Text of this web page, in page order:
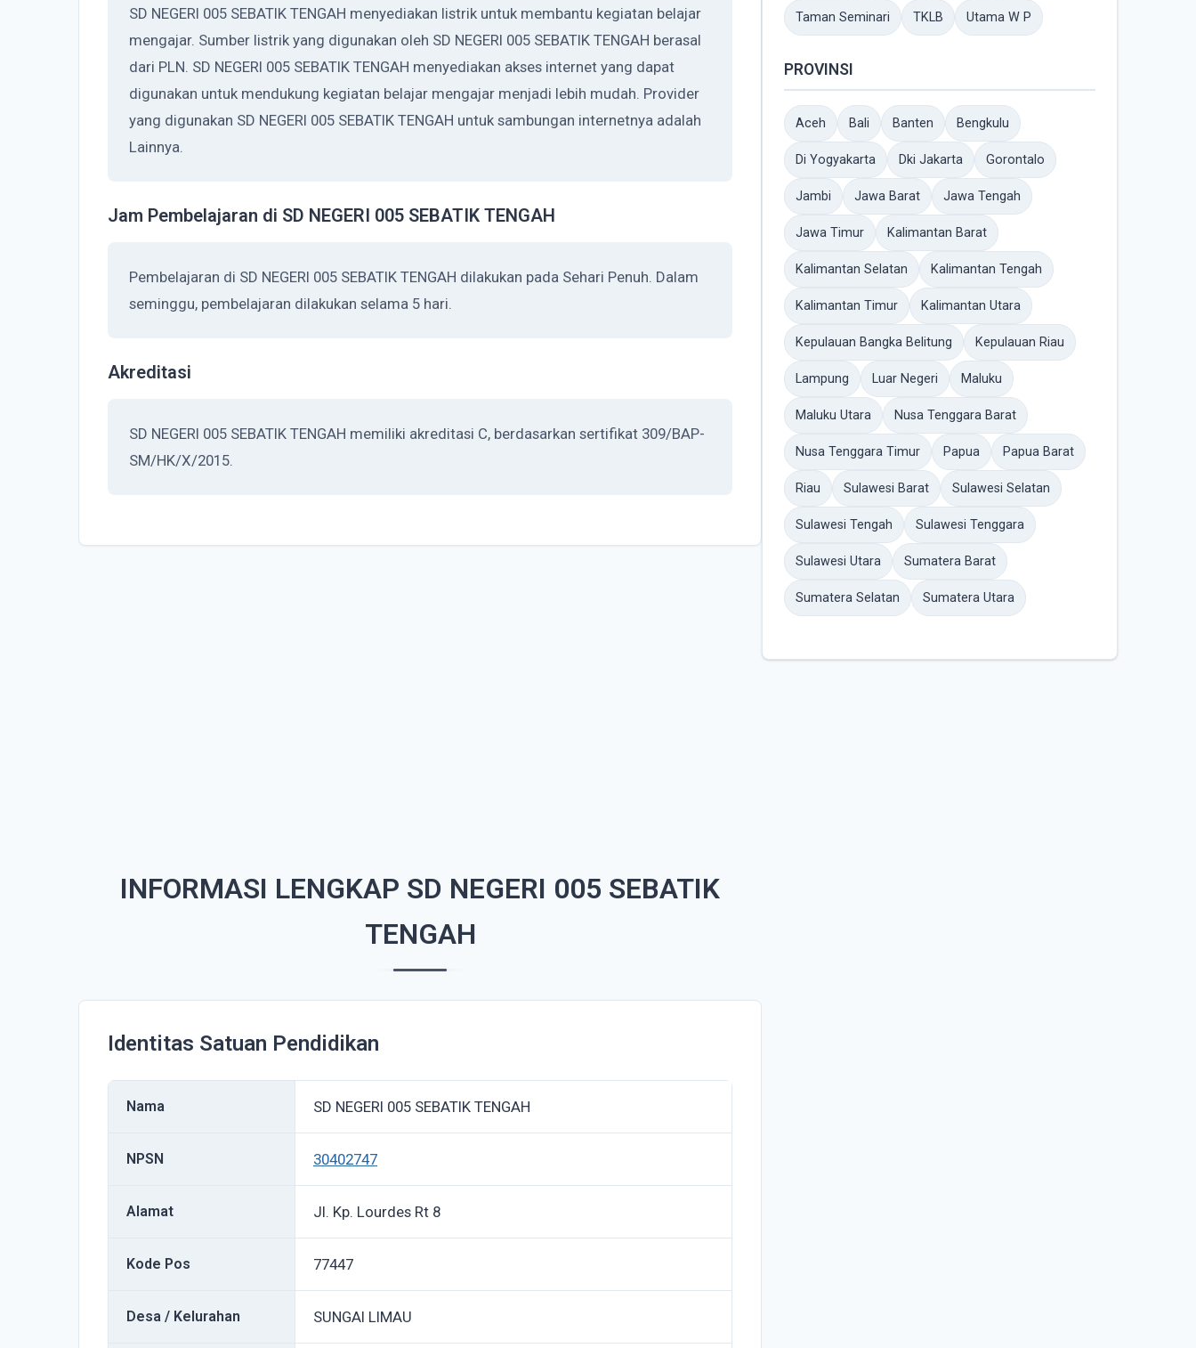
SD NEGERI 005 SEBATIK TENGAH menyediakan listrik untuk membantu kegiatan belajar
mengajar. Sumber listrik yang digunakan oleh SD NEGERI 005 SEBATIK TENGAH berasal
dari PLN. SD NEGERI 005 SEBATIK TENGAH menyediakan akses internet yang dapat
digunakan untuk mendukung kegiatan belajar mengajar menjadi lebih mudah. Provider
yang digunakan SD NEGERI 005 SEBATIK TENGAH untuk sambungan internetnya adalah
Lainnya.
Jam Pembelajaran di SD NEGERI 005 SEBATIK TENGAH
Pembelajaran di SD NEGERI 005 SEBATIK TENGAH dilakukan pada Sehari Penuh. Dalam
seminggu, pembelajaran dilakukan selama 5 hari.
Akreditasi
SD NEGERI 005 SEBATIK TENGAH memiliki akreditasi C, berdasarkan sertifikat 309/BAP-
SM/HK/X/2015.
INFORMASI LENGKAP SD NEGERI 005 SEBATIK
TENGAH
Identitas Satuan Pendidikan
Nama SD NEGERI 005 SEBATIK TENGAH
NPSN 30402747
Alamat Jl. Kp. Lourdes Rt 8
Kode Pos 77447
Desa / Kelurahan SUNGAI LIMAU
Taman Seminari TKLB Utama W P
PROVINSI
Aceh Bali Banten Bengkulu
Di Yogyakarta Dki Jakarta Gorontalo
Jambi Jawa Barat Jawa Tengah
Jawa Timur Kalimantan Barat
Kalimantan Selatan Kalimantan Tengah
Kalimantan Timur Kalimantan Utara
Kepulauan Bangka Belitung Kepulauan Riau
Lampung Luar Negeri Maluku
Maluku Utara Nusa Tenggara Barat
Nusa Tenggara Timur Papua Papua Barat
Riau Sulawesi Barat Sulawesi Selatan
Sulawesi Tengah Sulawesi Tenggara
Sulawesi Utara Sumatera Barat
Sumatera Selatan Sumatera Utara